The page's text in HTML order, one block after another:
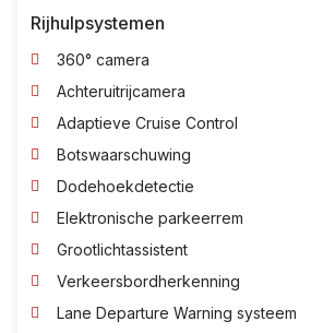
Rijhulpsystemen
360° camera
Achteruitrijcamera
Adaptieve Cruise Control
Botswaarschuwing
Dodehoekdetectie
Elektronische parkeerrem
Grootlichtassistent
Verkeersbordherkenning
Lane Departure Warning systeem